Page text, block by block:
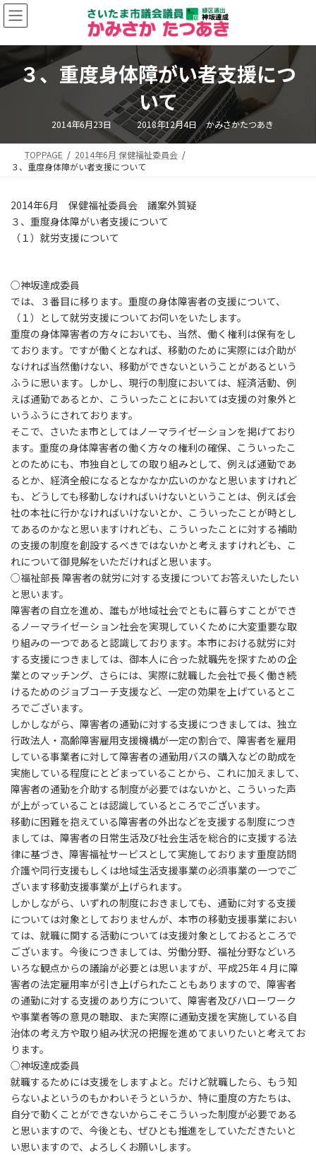
コ
ン
ン
ス
ナ
ビ
ー
ン
３、重度身体障がい者支援につ
いて
2014年6月23日 最
終
更
新
日
時
2018年12月4日 かみさかたつあき
TOPPAGE
2014年6月 保健福祉委員会
３、重度身体障がい者支援について
2014年6月 保健福祉委員会 議案外質疑
３、重度身体障がい者支援について
（１）就労支援について
○神坂達成委員
では、３番目に移ります。重度の身体障害者の支援について、
（１）として就労支援についてお伺いをいたします。
重度の身体障害者の方々においても、当然、働く権利は保有をし
ております。ですが働くとなれば、移動のために実際には介助が
なければ当然働けない、移動ができないということがあるという
ふうに思います。しかし、現行の制度においては、経済活動、例
えば通勤であるとか、こういったことにおいては支援の対象外と
いうふうにされております。
そこで、さいたま市としてはノーマライゼーションを掲げており
ます。重度の身体障害者の働く方々の権利の確保、こういったこ
とのためにも、市独自としての取り組みとして、例えば通勤であ
るとか、経済全般になるとなかなか広いのかなと思いますけれど
も、どうしても移動しなければいけないということは、例えば会
社の本社に行かなければいけないとか、こういったことが時とし
てあるのかなと思いますけれども、こういったことに対する補助
の支援の制度を創設するべきではないかと考えますけれども、こ
れについて御見解をいただければと思います。
○福祉部長 障害者の就労に対する支援についてお答えいたしたい
と思います。
障害者の自立を進め、誰もが地域社会でともに暮らすことができ
るノーマライゼーション社会を実現していくために大変重要な取
り組みの一つであると認識しております。本市における就労に対
する支援につきましては、御本人に合った就職先を探すための企
業とのマッチング、さらには、実際に就職した会社で長く働き続
けるためのジョブコーチ支援など、一定の効果を上げているとこ
ろでございます。
しかしながら、障害者の通勤に対する支援につきましては、独立
行政法人・高齢障害雇用支援機構が一定の割合で、障害者を雇用
している事業者に対して障害者の通勤用バスの購入などの助成を
実施している程度にとどまっていることから、これに加えまして、
障害者の通勤を介助する制度が必要ではないかと、こういった声
が上がっていることは認識しているところでございます。
移動に困難を抱えている障害者の外出などを支援する制度につき
ましては、障害者の日常生活及び社会生活を総合的に支援する法
律に基づき、障害福祉サービスとして実施しております重度訪問
介護や同行支援もしくは地域生活支援事業の必須事業の一つでご
ざいます移動支援事業が上げられます。
しかしながら、いずれの制度におきましても、通勤に対する支援
については対象としておりませんが、本市の移動支援事業におい
ては、就職に関する活動については支援対象としておるところで
ございます。今後につきましては、労働分野、福祉分野などいろ
いろな観点からの議論が必要とは思いますが、平成25年４月に障
害者の法定雇用率が引き上げられたこともありますので、障害者
の通勤に対する支援のあり方について、障害者及びハローワーク
や事業者等の意見の聴取、また実際に通勤支援を実施している自
治体の考え方や取り組み状況の把握を進めてまいりたいと考えてお
ります。
○神坂達成委員
就職するためには支援をしますよと。だけど就職したら、もう知
らないよというのもかわいそうというか、特に重度の方たちは、
自分で動くことができないからこそこういった制度が必要である
と思いますので、今後とも、ぜひとも推進をしていただきたいと
い思いますので、よろしくお願いします。